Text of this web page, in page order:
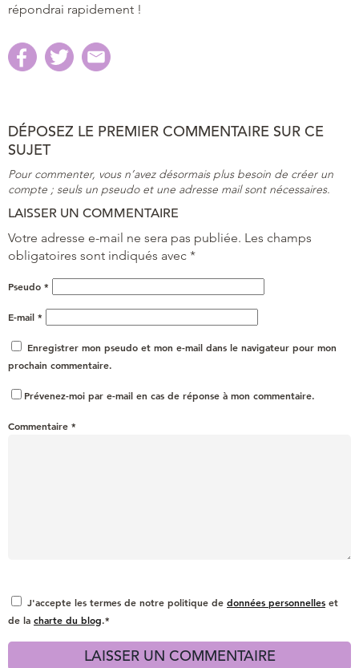
répondrai rapidement !
DÉPOSEZ LE PREMIER COMMENTAIRE SUR CE
SUJET
Pour commenter, vous n’avez désormais plus besoin de créer un
compte ; seuls un pseudo et une adresse mail sont nécessaires.
LAISSER UN COMMENTAIRE
Votre adresse e-mail ne sera pas publiée. Les champs
obligatoires sont indiqués avec *
Pseudo *
E-mail *
Enregistrer mon pseudo et mon e-mail dans le navigateur pour mon
prochain commentaire.
Prévenez-moi par e-mail en cas de réponse à mon commentaire.
Commentaire *
J'accepte les termes de notre politique de données personnelles et
de la charte du blog.*